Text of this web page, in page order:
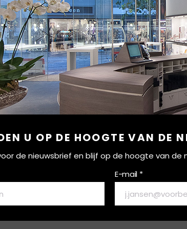
U OP DE HOOGTE VAN DE
de nieuwsbrief en blijf op de hoogte van
E-mail *